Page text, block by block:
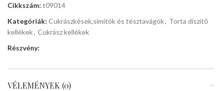
Cikkszám: t09014
Kategóriák: Cukrászkések,simítók és tésztavágók, Torta díszítő
kellékek, Cukrász kellékek
Részvény:
VÉLEMÉNYEK (0)